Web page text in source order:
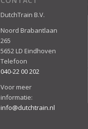
DutchTrain B.V.
Noord Brabantlaan
265
5652 LD Eindhoven
Telefoon
040-22 00 202
Voor meer
informatie:
info@dutchtrain.nl